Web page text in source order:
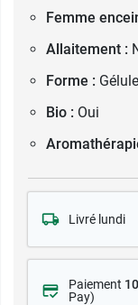
Femme
Allaitement :
Forme :
Bio : Oui
Livré lundi
Paiement
Pay)